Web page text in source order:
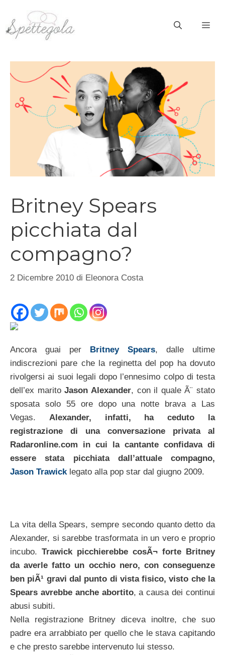
contenuto
Britney Spears
picchiata dal
compagno?
2 Dicembre 2010 di Eleonora Costa
Ancora guai per Britney Spears, dalle ultime
indiscrezioni pare che la reginetta del pop ha dovuto
rivolgersi ai suoi legali dopo l’ennesimo colpo di testa
dell’ex maritoJason Alexander, con il quale Ã¨ stato
sposata solo 55 ore dopo una notte brava a Las
Vegas. Alexander, infatti, ha ceduto la
registrazione di una conversazione privata al
Radaronline.com in cui la cantante confidava di
essere stata picchiata dall’attuale compagno,
Jason Trawicklegato alla pop star dal giugno 2009.
La vita della Spears, sempre secondo quanto detto da
Alexander, si sarebbe trasformata in un vero e proprio
incubo. Trawick picchierebbe cosÃ¬ forte Britney
da averle fatto un occhio nero, con conseguenze
ben piÃ¹ gravi dal punto di vista fisico, visto che la
Spears avrebbe anche abortito, a causa dei continui
abusi subiti.
Nella registrazione Britney diceva inoltre, che suo
padre era arrabbiato per quello che le stava capitando
e che presto sarebbe intervenuto lui stesso.